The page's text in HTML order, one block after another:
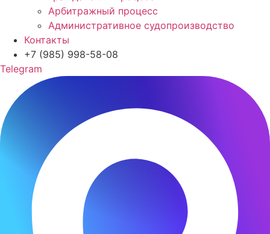
Арбитражный процесс
Административное судопроизводство
Контакты
+7 (985) 998-58-08
Telegram